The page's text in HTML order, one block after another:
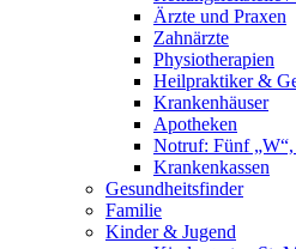
Ärzte und Praxen
Zahnärzte
Physiotherapien
Heilpraktiker &
Krankenhäuser
Apotheken
Notruf: Fünf
Krankenkassen
Gesundheitsfinder
Familie
Kinder & Jugend